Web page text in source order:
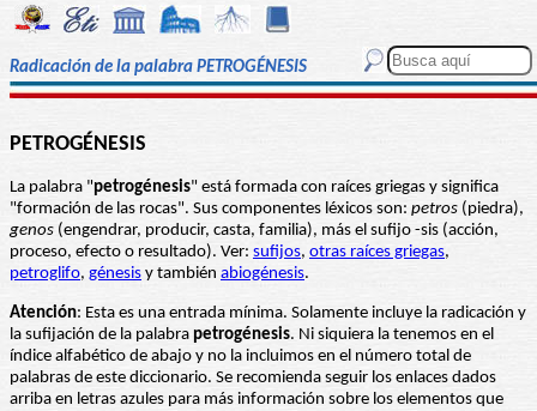
Radicación de la palabra PETROGÉNESIS
PETROGÉNESIS
La palabra "petrogénesis" está formada con raíces griegas y significa
"formación de las rocas". Sus componentes léxicos son: petros (piedra),
genos (engendrar, producir, casta, familia), más el sufijo -sis (acción,
proceso, efecto o resultado). Ver: sufijos, otras raíces griegas,
petroglifo, génesis y también abiogénesis.
Atención: Esta es una entrada mínima. Solamente incluye la radicación y
la sufijación de la palabra petrogénesis. Ni siquiera la tenemos en el
índice alfabético de abajo y no la incluimos en el número total de
palabras de este diccionario. Se recomienda seguir los enlaces dados
arriba en letras azules para más información sobre los elementos que